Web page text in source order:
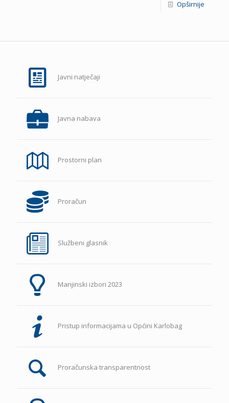
Opširnije
Javni natječaji
Javna nabava
Prostorni plan
Proračun
Službeni glasnik
Manjinski izbori 2023
Pristup informacijama u Općini Karlobag
Proračunska transparentnost